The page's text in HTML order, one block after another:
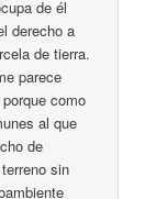
de él
derecho a
de tierra.
parece
como
al que
de
sin